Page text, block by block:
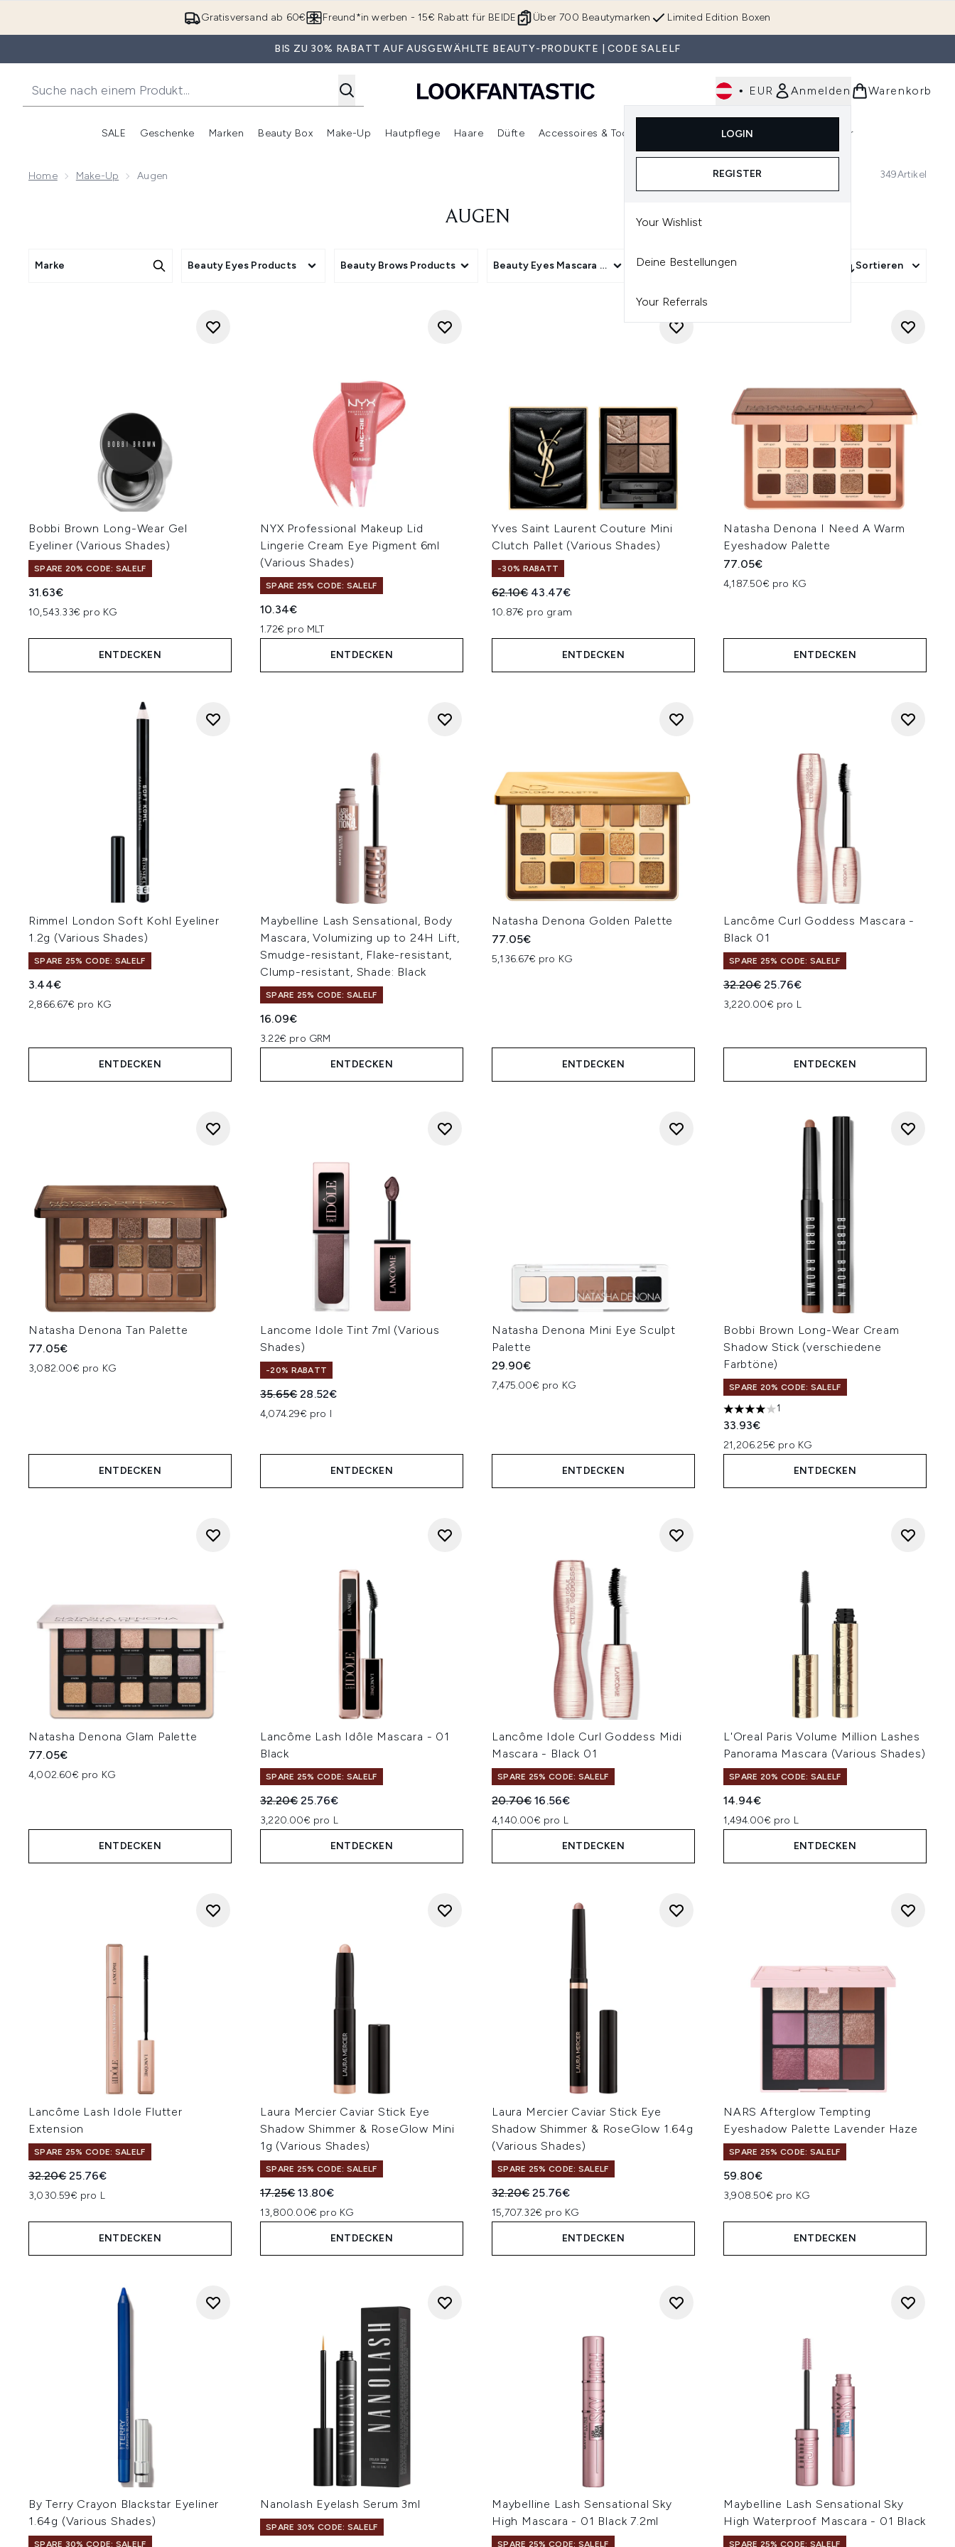
Zum Hauptinhalt springen
Gratisversand ab 60€ Limited Edition Boxen
Über 700 Beautymarken
Freund*in werben - 15€ Rabatt für BEIDE
BIS ZU 30% RABATT AUF AUSGEWÄHLTE BEAUTY-PRODUKTE | CODE SALELF
• EUR Anmelden
LOGIN
REGISTER
Your Wishlist
Deine Bestellungen
Your Referrals
Warenkorb
SALE
Untermenü Anmelden (SALE)
Geschenke
Untermenü Anmelden (Geschenke)
Marken
Untermenü Anmelden (Marken)
Beauty Box
Untermenü Anmelden (Beauty Box)
Make-Up
Untermenü Anmelden (Make-Up)
Hautpflege
Untermenü Anmelden (Hautpflege)
Haare
Untermenü Anmelden (Haare)
Düfte Accessoires & Tools
Untermenü Anmelden (Accessoires & Tools)
Im Trend & Neu Männer
Home Make-Up Augen 349Artikel
AUGEN
Marke Beauty Eyes Products Beauty Brows Products Beauty Eyes Mascara Effect Sortieren
Bobbi Brown Long-Wear Gel
Eyeliner (Various Shades)
SPARE 20% CODE: SALELF
31.63€
10,543.33€ pro KG
ENTDECKEN
NYX Professional Makeup Lid
Lingerie Cream Eye Pigment 6ml
(Various Shades)
SPARE 25% CODE: SALELF
10.34€
1.72€ pro MLT
ENTDECKEN
Yves Saint Laurent Couture Mini
Clutch Pallet (Various Shades)
-30% RABATT
Unverbindliche Preisempfehlung:
62.10€ Aktueller Preis:
43.47€
10.87€ pro gram
ENTDECKEN
Natasha Denona I Need A Warm
Eyeshadow Palette
77.05€
4,187.50€ pro KG
ENTDECKEN
Rimmel London Soft Kohl Eyeliner
1.2g (Various Shades)
SPARE 25% CODE: SALELF
3.44€
2,866.67€ pro KG
ENTDECKEN
Maybelline Lash Sensational, Body
Mascara, Volumizing up to 24H Lift,
Smudge-resistant, Flake-resistant,
Clump-resistant, Shade: Black
SPARE 25% CODE: SALELF
16.09€
3.22€ pro GRM
ENTDECKEN
Natasha Denona Golden Palette
77.05€
5,136.67€ pro KG
ENTDECKEN
Lancôme Curl Goddess Mascara -
Black 01
SPARE 25% CODE: SALELF
Unverbindliche Preisempfehlung:
32.20€Aktueller Preis:
25.76€
3,220.00€ pro L
ENTDECKEN
Natasha Denona Tan Palette
77.05€
3,082.00€ pro KG
ENTDECKEN
Lancome Idole Tint 7ml (Various
Shades)
-20% RABATT
Unverbindliche Preisempfehlung:
35.65€Aktueller Preis:
28.52€
4,074.29€ pro l
ENTDECKEN
Natasha Denona Mini Eye Sculpt
Palette
29.90€
7,475.00€ pro KG
ENTDECKEN
Bobbi Brown Long-Wear Cream
Shadow Stick (verschiedene
Farbtöne)
SPARE 20% CODE: SALELF
4 stars out of a maximum of 5
1
33.93€
21,206.25€ pro KG
ENTDECKEN
Natasha Denona Glam Palette
77.05€
4,002.60€ pro KG
ENTDECKEN
Lancôme Lash Idôle Mascara - 01
Black
SPARE 25% CODE: SALELF
Unverbindliche Preisempfehlung:
32.20€Aktueller Preis:
25.76€
3,220.00€ pro L
ENTDECKEN
Lancôme Idole Curl Goddess Midi
Mascara - Black 01
SPARE 25% CODE: SALELF
Unverbindliche Preisempfehlung:
20.70€Aktueller Preis:
16.56€
4,140.00€ pro L
ENTDECKEN
L'Oreal Paris Volume Million Lashes
Panorama Mascara (Various Shades)
SPARE 20% CODE: SALELF
14.94€
1,494.00€ pro L
ENTDECKEN
Lancôme Lash Idole Flutter
Extension
SPARE 25% CODE: SALELF
Unverbindliche Preisempfehlung:
32.20€Aktueller Preis:
25.76€
3,030.59€ pro L
ENTDECKEN
Laura Mercier Caviar Stick Eye
Shadow Shimmer & RoseGlow Mini
1g (Various Shades)
SPARE 25% CODE: SALELF
Unverbindliche Preisempfehlung:
17.25€Aktueller Preis:
13.80€
13,800.00€ pro KG
ENTDECKEN
Laura Mercier Caviar Stick Eye
Shadow Shimmer & RoseGlow 1.64g
(Various Shades)
SPARE 25% CODE: SALELF
Unverbindliche Preisempfehlung:
32.20€Aktueller Preis:
25.76€
15,707.32€ pro KG
ENTDECKEN
NARS Afterglow Tempting
Eyeshadow Palette Lavender Haze
SPARE 25% CODE: SALELF
59.80€
3,908.50€ pro KG
ENTDECKEN
By Terry Crayon Blackstar Eyeliner
1.64g (Various Shades)
SPARE 30% CODE: SALELF
Nanolash Eyelash Serum 3ml
SPARE 30% CODE: SALELF
Maybelline Lash Sensational Sky
High Mascara - 01 Black 7.2ml
SPARE 25% CODE: SALELF
Maybelline Lash Sensational Sky
High Waterproof Mascara - 01 Black
SPARE 25% CODE: SALELF